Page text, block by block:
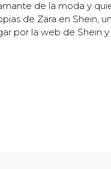
de la moda y
de Zara en Shein,
por la web de Shein